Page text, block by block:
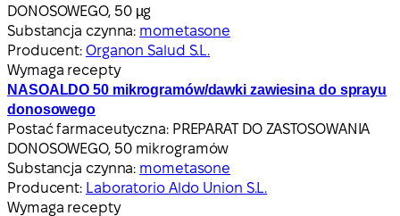
DONOSOWEGO, 50 µg
Substancja czynna: mometasone
Producent: Organon Salud S.L.
Wymaga recepty
NASOALDO 50 mikrogramów/dawki zawiesina do sprayu
donosowego
Postać farmaceutyczna: PREPARAT DO ZASTOSOWANIA
DONOSOWEGO, 50 mikrogramów
Substancja czynna: mometasone
Producent: Laboratorio Aldo Union S.L.
Wymaga recepty